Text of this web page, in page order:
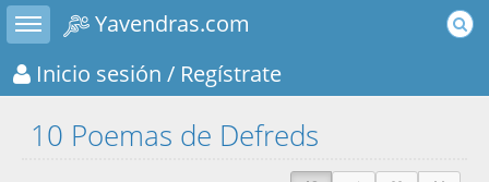
Toggle sidebar
Yavendras.com
Inicio sesión / Regístrate
10 Poemas de Defreds